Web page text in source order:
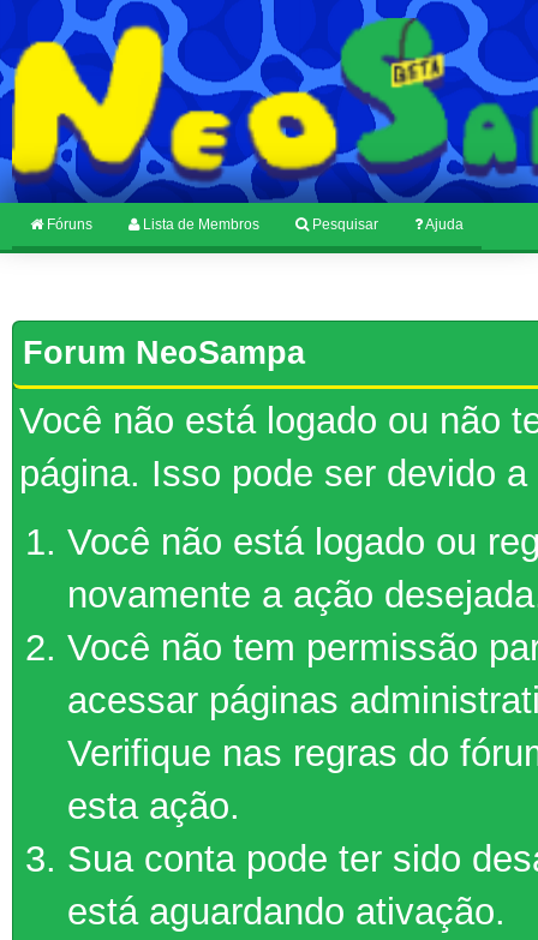
Fóruns Lista de Membros Pesquisar Ajuda
Forum NeoSampa
Você não está logado ou não
página. Isso pode ser devido
Você não está logado ou
novamente a ação
Você não tem permissão
acessar páginas
Verifique nas regras do
esta ação.
Sua conta pode ter sido
está aguardando ativação.